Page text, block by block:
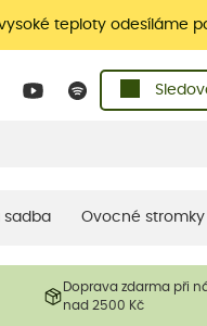
teploty odesíláme
sadba Ovocné stromky
Doprava zdarma při
nad 2500 Kč